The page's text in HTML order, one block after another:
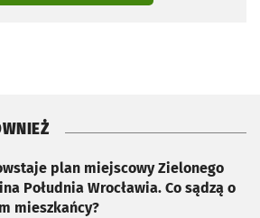
plan miejscowy Zielonego
Południa Wrocławia. Co sądzą o
mieszkańcy?